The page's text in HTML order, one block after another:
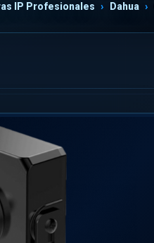
IP Profesionales Dahua